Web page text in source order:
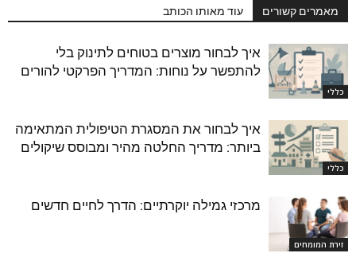
מאמרים קשורים עוד מאותו הכותב
כללי
איך לבחור מוצרים בטוחים לתינוק בלי
להתפשר על נוחות: המדריך הפרקטי להורים
כללי
איך לבחור את המסגרת הטיפולית המתאימה
ביותר: מדריך החלטה מהיר ומבוסס שיקולים
זירת המומחים
מרכזי גמילה יוקרתיים: הדרך לחיים חדשים